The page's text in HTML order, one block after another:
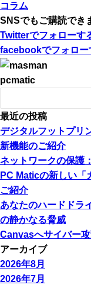
コラム
SNSでもご購読でき
Twitterでフォローす
facebookでフォロー
pcmatic
最近の投稿
デジタルフットプリ
新機能のご紹介
ネットワークの保護
PC Maticの新しい「
ご紹介
あなたのハードドラ
の静かなる脅威
Canvasへサイバー
アーカイブ
2026年8月
2026年7月